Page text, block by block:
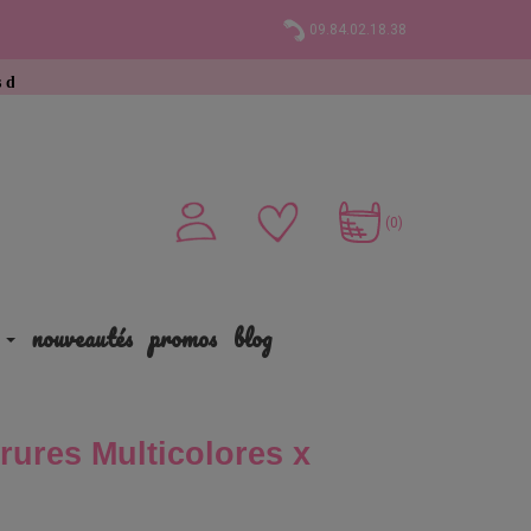
09.84.02.18.38
(0)
nouveautés promos blog
Multicolores x